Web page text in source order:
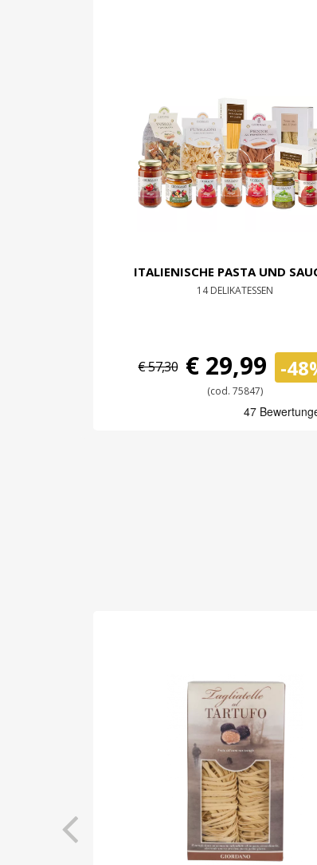
ITALIENISCHE PASTA UND
14 DELIKATESSEN
€ 57,30 € 29,99 -
(cod. 75847)